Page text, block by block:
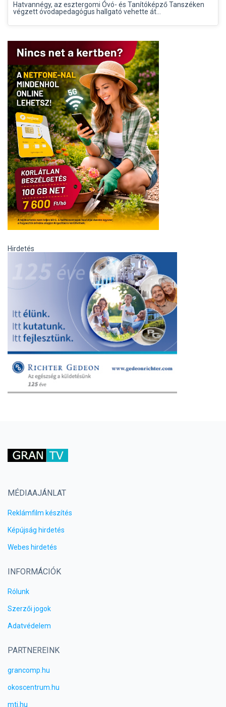
Hatvannégy, az esztergomi Óvó- és Tanítóképző Tanszéken
végzett óvodapedagógus hallgató vehette át...
Hirdetés
MÉDIAAJÁNLAT
Reklámfilm készítés
Képújság hirdetés
Webes hirdetés
INFORMÁCIÓK
Rólunk
Szerzői jogok
Adatvédelem
PARTNEREINK
grancomp.hu
okoscentrum.hu
mti.hu